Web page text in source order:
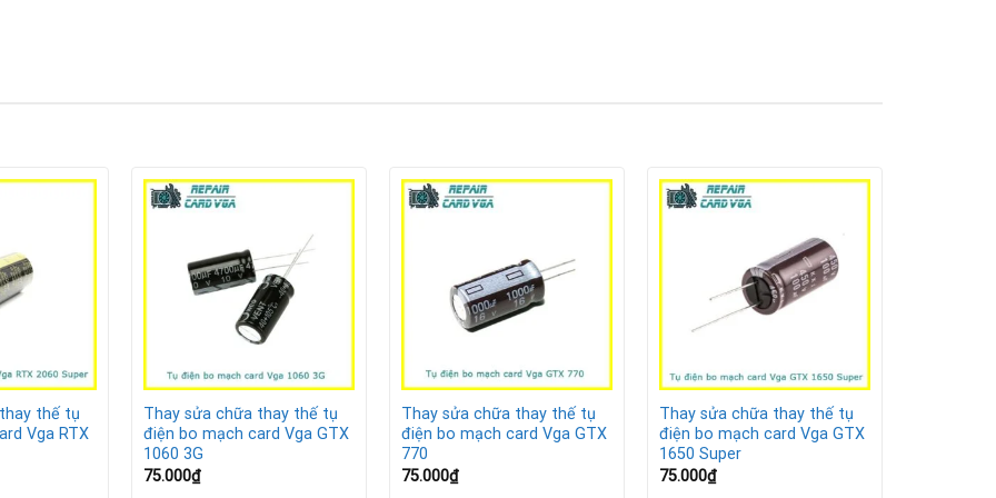
hư hỏng
nguồn ổn định cho GPU và VRAM. Một số dấu hiệu cảnh báo tụ điện cần thay:
ứng dụng đồ họa nặng.
lý tác vụ nặng.
đến Repair Card Vga để được kiểm tra và xử lý kịp thời, tránh hư hỏng lan rộng.
thế tụ
Vga RTX
Thay sửa chữa thay thế tụ
điện bo mạch card Vga GTX
1060 3G
75.000₫
Thay sửa chữa thay thế tụ
điện bo mạch card Vga GTX
770
75.000₫
Thay sửa chữa thay thế tụ
điện bo mạch card Vga GTX
1650 Super
75.000₫